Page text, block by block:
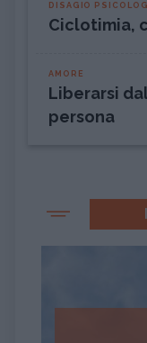
DISAGIO
Ciclotimia,
AMORE
Liberarsi
persona